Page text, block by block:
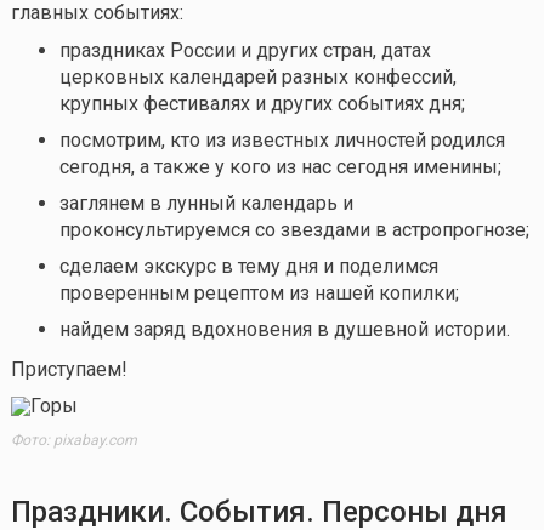
главных событиях:
праздниках России и других стран, датах
церковных календарей разных конфессий,
крупных фестивалях и других событиях дня;
посмотрим, кто из известных личностей родился
сегодня, а также у кого из нас сегодня именины;
заглянем в лунный календарь и
проконсультируемся со звездами в астропрогнозе;
сделаем экскурс в тему дня и поделимся
проверенным рецептом из нашей копилки;
найдем заряд вдохновения в душевной истории.
Приступаем!
Фото: pixabay.com
Праздники. События. Персоны дня